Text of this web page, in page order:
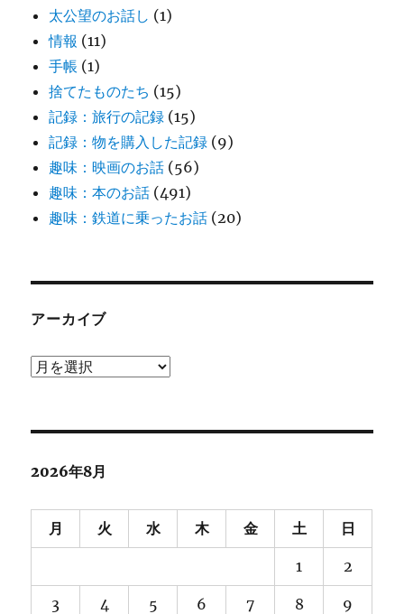
太公望のお話し (1)
情報 (11)
手帳 (1)
捨てたものたち (15)
記録：旅行の記録 (15)
記録：物を購入した記録 (9)
趣味：映画のお話 (56)
趣味：本のお話 (491)
趣味：鉄道に乗ったお話 (20)
アーカイブ
ア
ブ
2026年8月
月 火 水 木 金 土 日
1 2
3 4 5 6 7 8 9